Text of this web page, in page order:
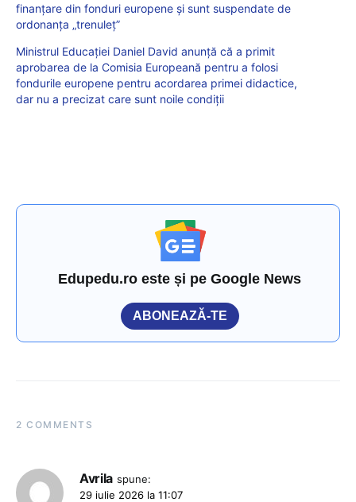
finanțare din fonduri europene și sunt suspendate de
ordonanța „trenuleț”
Ministrul Educației Daniel David anunță că a primit
aprobarea de la Comisia Europeană pentru a folosi
fondurile europene pentru acordarea primei didactice,
dar nu a precizat care sunt noile condiții
Edupedu.ro este și pe Google News
ABONEAZĂ-TE
2 COMMENTS
Avrila spune:
29 iulie 2026 la 11:07